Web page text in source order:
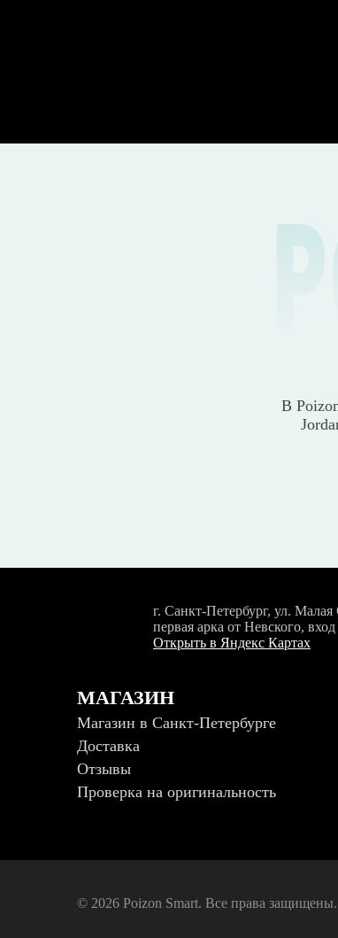
В
г. Санкт-Петербург, ул. Малая
первая арка от Невского,
Открыть в Яндекс Картах
МАГАЗИН
Магазин в Санкт-Петербурге
Доставка
Отзывы
Проверка на оригинальность
© 2026 Poizon Smart. Все права защищены.